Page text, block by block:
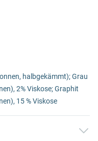
halbgekämmt); Grau
2% Viskose; Graphit
15 % Viskose